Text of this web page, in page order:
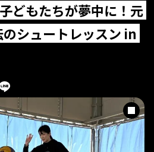
どもたちが夢中に！元
シュートレッスン in